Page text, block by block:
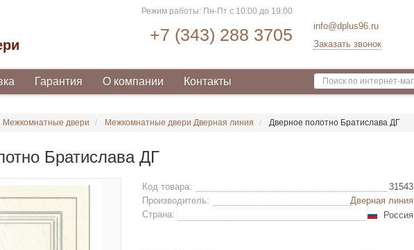
Режим работы: Пн-Пт с 10:00 до 19:00
+7 (343) 288 3705
info@dplus96.ru
Заказать звонок
Гарантия О компании Контакты
Межкомнатные двери Межкомнатные двери Дверная линия Дверное полотно Братислава ДГ
Братислава ДГ
Код товара:
31543
Производитель:
Дверная линия
Страна:
Россия